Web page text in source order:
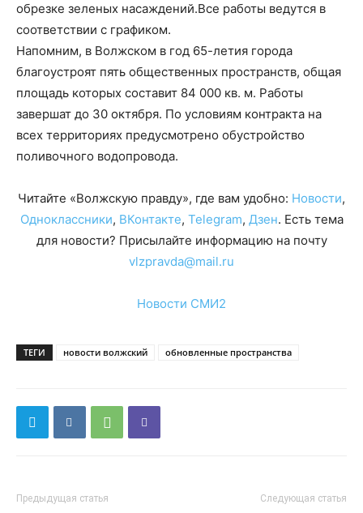
обрезке зеленых насаждений.Все работы ведутся в
соответствии с графиком.
Напомним, в Волжском в год 65-летия города
благоустроят пять общественных пространств, общая
площадь которых составит 84 000 кв. м. Работы
завершат до 30 октября. По условиям контракта на
всех территориях предусмотрено обустройство
поливочного водопровода.
Читайте «Волжскую правду», где вам удобно: Новости,
Одноклассники, ВКонтакте, Telegram, Дзен. Есть тема
для новости? Присылайте информацию на почту
vlzpravda@mail.ru
Новости СМИ2
ТЕГИ новости волжский обновленные пространства
Предыдущая статья Следующая статья